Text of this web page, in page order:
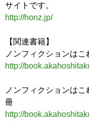
サイトです。
http://honz.jp/
【関連書籍】
ノンフィクションは
http://
ノンフィクションは
冊
http://